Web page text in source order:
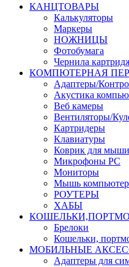
КАНЦТОВАРЫ
Калькуляторы
Маркеры
НОЖНИЦЫ
Фотобумага
Чернила
КОМПЮТЕРНАЯ
Адаптеры/
Акустика
Веб камеры
Вентиляторы/
Картридеры
Клавиатуры
Коврик для мыши
Микрофоны PC
Мониторы
Мышь
РОУТЕРЫ
ХАБЫ
Брелоки
Кошельки,
МОБИЛЬНЫЕ
Адаптеры для